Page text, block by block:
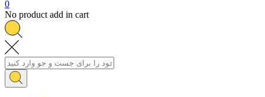
0
No product add in cart